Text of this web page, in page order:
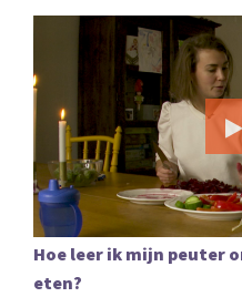
Hoe leer ik mijn peuter
eten?